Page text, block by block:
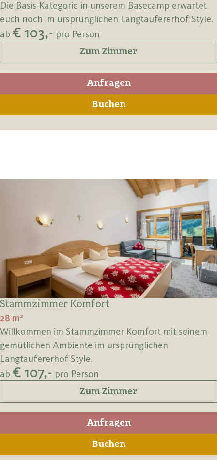
Die Basis-Kategorie in unserem Basecamp erwartet
euch noch im ursprünglichen Langtaufererhof Style.
ab € 103,- pro Person
Zum Zimmer
Anfragen
Buchen
Stammzimmer Komfort
28 m²
Willkommen im Stammzimmer Komfort mit seinem
gemütlichen Ambiente im ursprünglichen
Langtaufererhof Style.
ab € 107,- pro Person
Zum Zimmer
Anfragen
Buchen